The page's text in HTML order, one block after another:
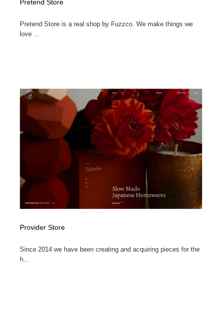
Pretend Store
Pretend Store is a real shop by Fuzzco. We make things we
love ...
Provider Store
Since 2014 we have been creating and acquiring pieces for the
h...